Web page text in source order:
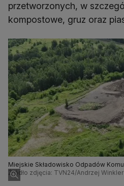
przetworzonych, w
kompostowe, gruz oraz
Miejskie Składowisko Odpadów
Źródło zdjęcia: TVN24/Andrzej Winkler